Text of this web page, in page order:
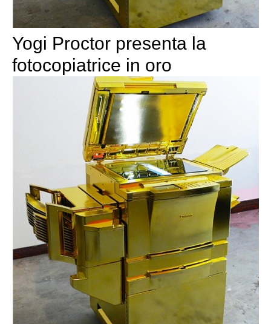
Yogi Proctor presenta la
fotocopiatrice in oro